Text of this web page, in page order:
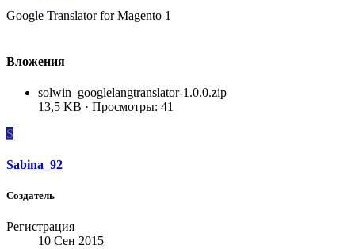
Google Translator for Magento 1
Вложения
solwin_googlelangtranslator-1.0.0.zip
13,5 KB · Просмотры: 41
S
Sabina_92
Создатель
Регистрация
10 Сен 2015